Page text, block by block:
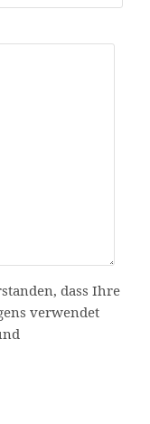
dass Ihre
verwendet